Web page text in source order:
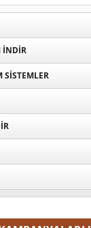
INDIR
SISTEMLER